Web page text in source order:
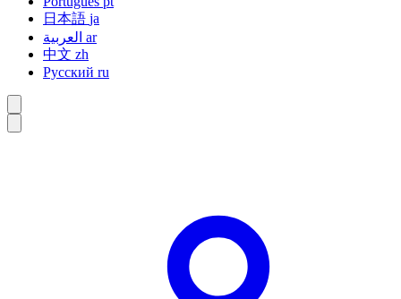
日本語 ja
ar
中文 zh
Русский ru